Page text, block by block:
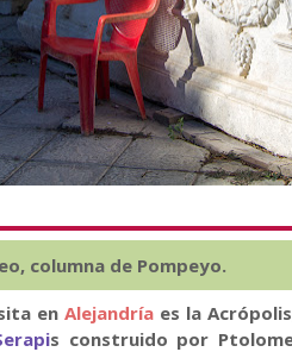
columna de Pompeyo.
en Alejandríaes la
s construido por